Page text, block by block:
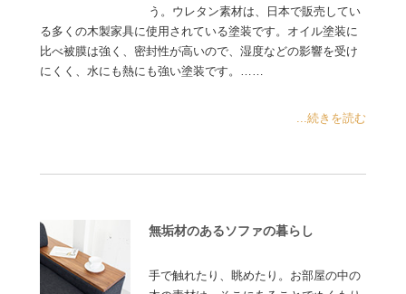
う。ウレタン素材は、日本で販売してい
る多くの木製家具に使用されている塗装です。オイル塗装に
比べ被膜は強く、密封性が高いので、湿度などの影響を受け
にくく、水にも熱にも強い塗装です。……
...続きを読む
無垢材のあるソファの暮らし
手で触れたり、眺めたり。お部屋の中の